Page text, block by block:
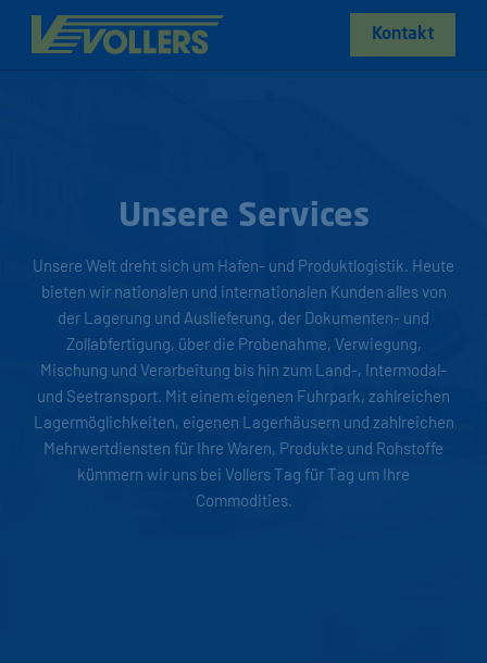
Kontakt
Unsere Services
Unsere Welt dreht sich um Hafen- und Produktlogistik. Heute
bieten wir nationalen und internationalen Kunden alles von
der Lagerung und Auslieferung, der Dokumenten- und
Zollabfertigung, über die Probenahme, Verwiegung,
Mischung und Verarbeitung bis hin zum Land-, Intermodal-
und Seetransport. Mit einem eigenen Fuhrpark, zahlreichen
Lagermöglichkeiten, eigenen Lagerhäusern und zahlreichen
Mehrwertdiensten für Ihre Waren, Produkte und Rohstoffe
kümmern wir uns bei Vollers Tag für Tag um Ihre
Commodities.